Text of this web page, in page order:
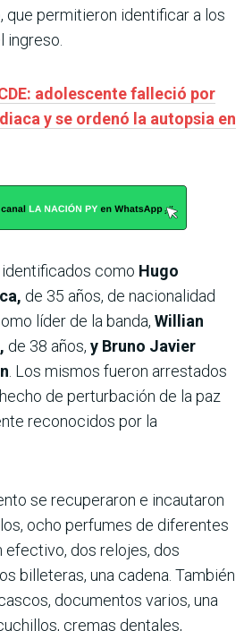
permitieron identificar a los
ingreso.
adolescente falleció por
y se ordenó la autopsia en
como Hugo
de 35 años, de nacionalidad
líder de la banda, Willian
de 38 años, y Bruno Javier
. Los mismos fueron arrestados
de perturbación de la paz
reconocidos por la
se recuperaron e incautaron
ocho perfumes de diferentes
efectivo, dos relojes, dos
billeteras, una cadena. También
documentos varios, una
cremas dentales,